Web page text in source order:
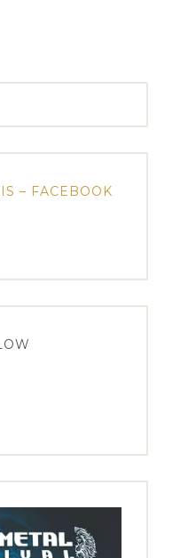
– FACEBOOK